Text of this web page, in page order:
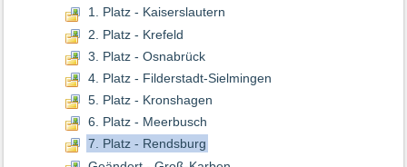
1. Platz - Kaiserslautern
2. Platz - Krefeld
3. Platz - Osnabrück
4. Platz - Filderstadt-Sielmingen
5. Platz - Kronshagen
6. Platz - Meerbusch
7. Platz - Rendsburg